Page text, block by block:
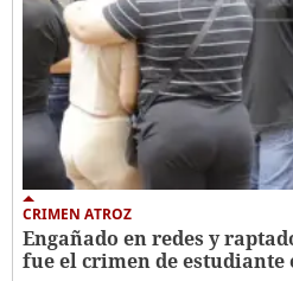
CRIMEN ATROZ
Engañado en redes y
fue el crimen de estudiante